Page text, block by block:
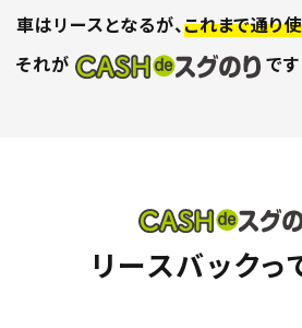
車はリースとなるが、これまで通り
それが
です
リースバックっ